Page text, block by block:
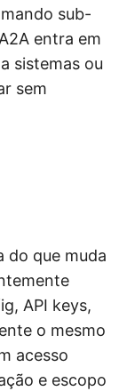
sub-
entra em
sistemas ou
sem
do que muda
API keys,
o mesmo
acesso
e escopo